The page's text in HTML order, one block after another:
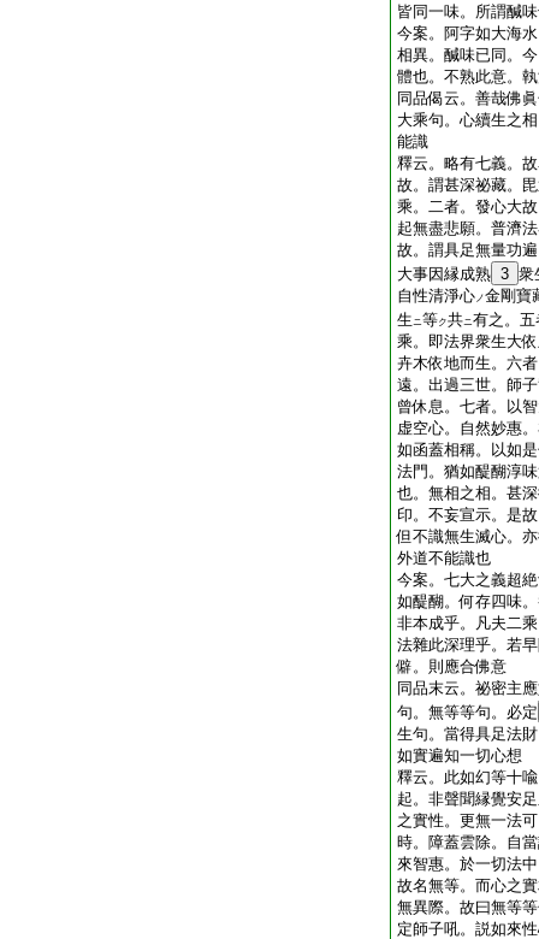
皆同一味。所謂醎
今案。阿字如大海
相異。醎味已同。
體也。不熟此意。
同品偈云。善哉佛
大乘句。心續生之
能識
釋云。略有七義。
故。謂甚深祕藏。
乘。二者。發心大
起無盡悲願。普濟
故。謂具足無量功
大事因縁成熟 3 衆
自性清淨心ノ金剛寶
生ニ等ク共ニ有之。五
乘。即法界衆生大
卉木依地而生。六
遠。出過三世。師
曾休息。七者。以
虚空心。自然妙惠
如函蓋相稱。以如
法門。猶如醍醐淳
也。無相之相。甚
印。不妄宣示。是
但不識無生滅心。
外道不能識也
今案。七大之義超
如醍醐。何存四味
非本成乎。凡夫二
法雜此深理乎。若
僻。則應合佛意
同品末云。祕密主
句。無等等句。必定
生句。當得具足法
如實遍知一切心想
釋云。此如幻等十
起。非聲聞縁覺安
之實性。更無一法
時。障蓋雲除。自
來智惠。於一切法
故名無等。而心之
無異際。故曰無等
定師子吼。説如來